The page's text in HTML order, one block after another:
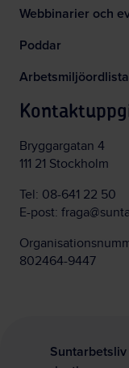
Webbinarier och
Poddar
Bryggargatan 4
111 21 Stockholm
Tel: 08-641 22 50
E-post:
802464-9447